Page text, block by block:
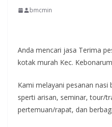
bmcmin
Anda mencari jasa Terima
kotak murah Kec.
Kami melayani pesanan nasi
sperti arisan, seminar, tour/
pertemuan/rapat, dan